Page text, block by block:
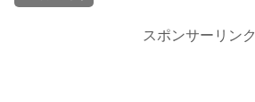
スポンサーリンク